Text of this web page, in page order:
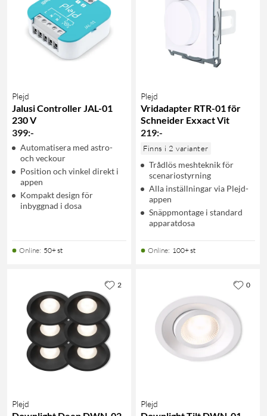
Plejd
Jalusi Controller JAL-01
230 V
399:-
Automatisera med astro-
och veckour
Position och vinkel direkt i
appen
Kompakt design för
inbyggnad i dosa
Online: 50+ st
Plejd
Vridadapter RTR-01 för
Schneider Exxact Vit
219:-
Finns i 2 varianter
Trådlös meshteknik för
scenariostyrning
Alla inställningar via Plejd-
appen
Snäppmontage i standard
apparatdosa
Online: 100+ st
Plejd
2
Plejd
0